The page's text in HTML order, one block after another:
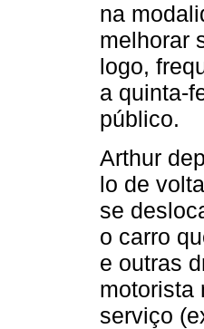
na
melhorar
logo,
a quinta-
público.
Arthur
lo de
se
o carro
e outras
motorista
serviço